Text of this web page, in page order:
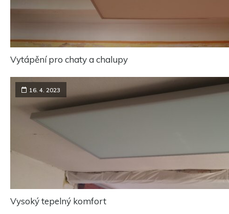
Vytápění pro chaty a chalupy
16. 4. 2023
Vysoký tepelný komfort